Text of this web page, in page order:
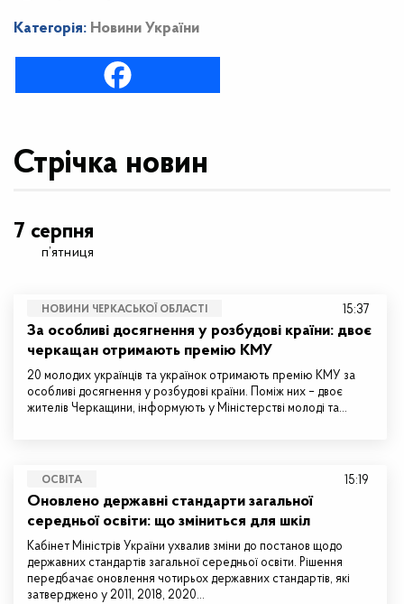
Категорія: Новини України
Стрічка новин
7 серпня
п’ятниця
НОВИНИ ЧЕРКАСЬКОЇ ОБЛАСТІ
За особливі досягнення у розбудові країни: двоє
черкащан отримають премію КМУ
20 молодих українців та українок отримають премію КМУ за
особливі досягнення у розбудові країни. Поміж них – двоє
жителів Черкащини, інформують у Міністерстві молоді та…
15:37
ОСВІТА
Оновлено державні стандарти загальної
середньої освіти: що зміниться для шкіл
Кабінет Міністрів України ухвалив зміни до постанов щодо
державних стандартів загальної середньої освіти. Рішення
передбачає оновлення чотирьох державних стандартів, які
затверджено у 2011, 2018, 2020…
15:19